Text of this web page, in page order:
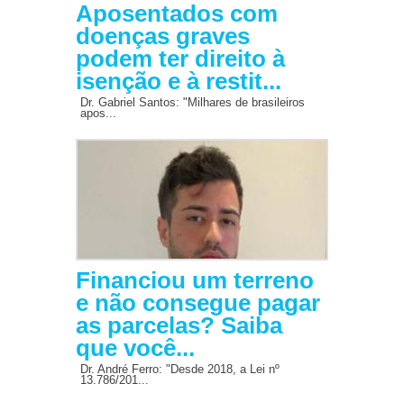
Aposentados com
doenças graves
podem ter direito à
isenção e à restit...
Dr. Gabriel Santos: "Milhares de brasileiros
apos...
Financiou um terreno
e não consegue pagar
as parcelas? Saiba
que você...
Dr. André Ferro: "Desde 2018, a Lei nº
13.786/201...